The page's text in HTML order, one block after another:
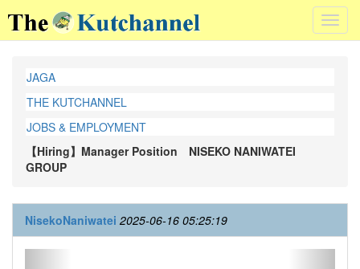
JAGA
THE KUTCHANNEL
JOBS & EMPLOYMENT
【Hiring】Manager Position NISEKO NANIWATEI
GROUP
NisekoNaniwatei 2025-06-16 05:25:19